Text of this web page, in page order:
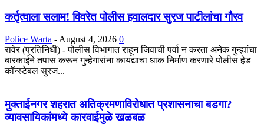
कर्तृत्वाला सलाम! विवरेत पोलीस हवालदार सुरज पाटीलांचा गौरव
Police Warta - August 4, 2026 0
रावेर (प्रतिनिधी) - पोलीस विभागात राहून जिवाची पर्वा न करता अनेक गुन्ह्यांचा
बारकाईने तपास करून गुन्हेगारांना कायद्याचा धाक निर्माण करणारे पोलीस हेड
कॉन्स्टेबल सुरज...
मुक्ताईनगर शहरात अतिक्रमणाविरोधात प्रशासनाचा बडगा?
व्यावसायिकांमध्ये कारवाईमुळे खळबळ